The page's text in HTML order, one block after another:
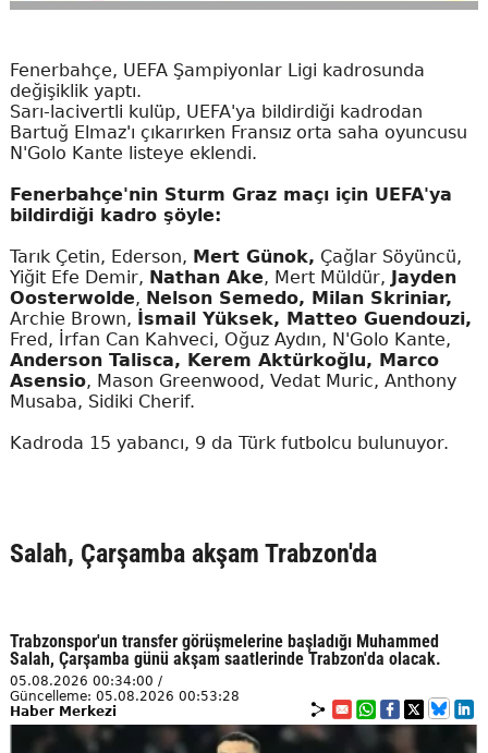
Fenerbahçe, UEFA Şampiyonlar Ligi kadrosunda
değişiklik yaptı.
Sarı-lacivertli kulüp, UEFA'ya bildirdiği kadrodan
Bartuğ Elmaz'ı çıkarırken Fransız orta saha oyuncusu
N'Golo Kante listeye eklendi.
Fenerbahçe'nin Sturm Graz maçı için UEFA'ya
bildirdiği kadro şöyle:
Tarık Çetin, Ederson, Mert Günok, Çağlar Söyüncü,
Yiğit Efe Demir, Nathan Ake, Mert Müldür, Jayden
Oosterwolde, Nelson Semedo, Milan Skriniar,
Archie Brown, İsmail Yüksek, Matteo Guendouzi,
Fred, İrfan Can Kahveci, Oğuz Aydın, N'Golo Kante,
Anderson Talisca, Kerem Aktürkoğlu, Marco
Asensio, Mason Greenwood, Vedat Muric, Anthony
Musaba, Sidiki Cherif.
Kadroda 15 yabancı, 9 da Türk futbolcu bulunuyor.
Salah, Çarşamba akşam Trabzon'da
Trabzonspor'un transfer görüşmelerine başladığı Muhammed
Salah, Çarşamba günü akşam saatlerinde Trabzon'da olacak.
05.08.2026 00:34:00 /
Güncelleme: 05.08.2026 00:53:28
Haber Merkezi